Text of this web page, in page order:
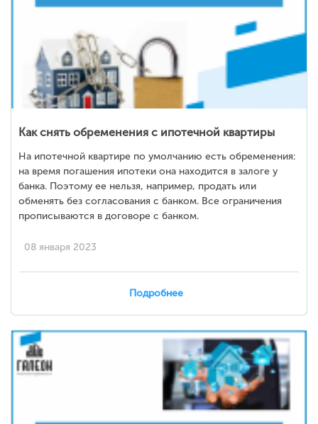
Как снять обременения с ипотечной квартиры
На ипотечной квартире по умолчанию есть обременения:
на время погашения ипотеки она находится в залоге у
банка. Поэтому ее нельзя, например, продать или
обменять без согласования с банком. Все ограничения
прописываются в договоре с банком.
08 января 2023
Подробнее